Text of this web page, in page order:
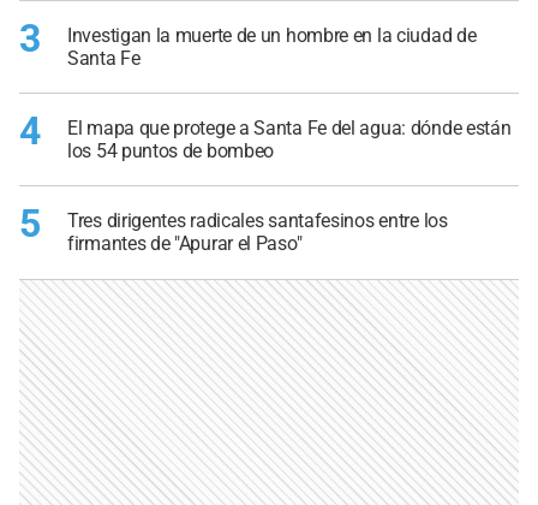
3
Investigan la muerte de un hombre en la ciudad de
Santa Fe
4
El mapa que protege a Santa Fe del agua: dónde están
los 54 puntos de bombeo
5
Tres dirigentes radicales santafesinos entre los
firmantes de "Apurar el Paso"